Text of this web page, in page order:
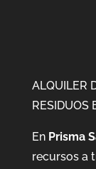
ALQUILER
RESIDUOS
En Prisma
recursos a